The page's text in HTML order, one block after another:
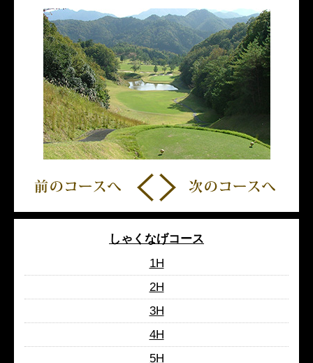
しゃくなげコース
1H
2H
3H
4H
5H